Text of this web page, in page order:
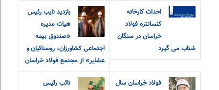
احداث کارخانه
کنسانتره فولاد
خراسان در سنگان
شتاب می گیرد
بازدید نایب رئیس
هیات مدیره
«صندوق بیمه
اجتماعی کشاورزان، روستائیان و
عشایر» از مجتمع فولاد خراسان
فولاد خراسان سال
نائب رئیس